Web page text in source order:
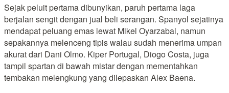
Sejak peluit pertama dibunyikan, paruh pertama laga
berjalan sengit dengan jual beli serangan. Spanyol sejatinya
mendapat peluang emas lewat Mikel Oyarzabal, namun
sepakannya melenceng tipis walau sudah menerima umpan
akurat dari Dani Olmo. Kiper Portugal, Diogo Costa, juga
tampil spartan di bawah mistar dengan mementahkan
tembakan melengkung yang dilepaskan Alex Baena.